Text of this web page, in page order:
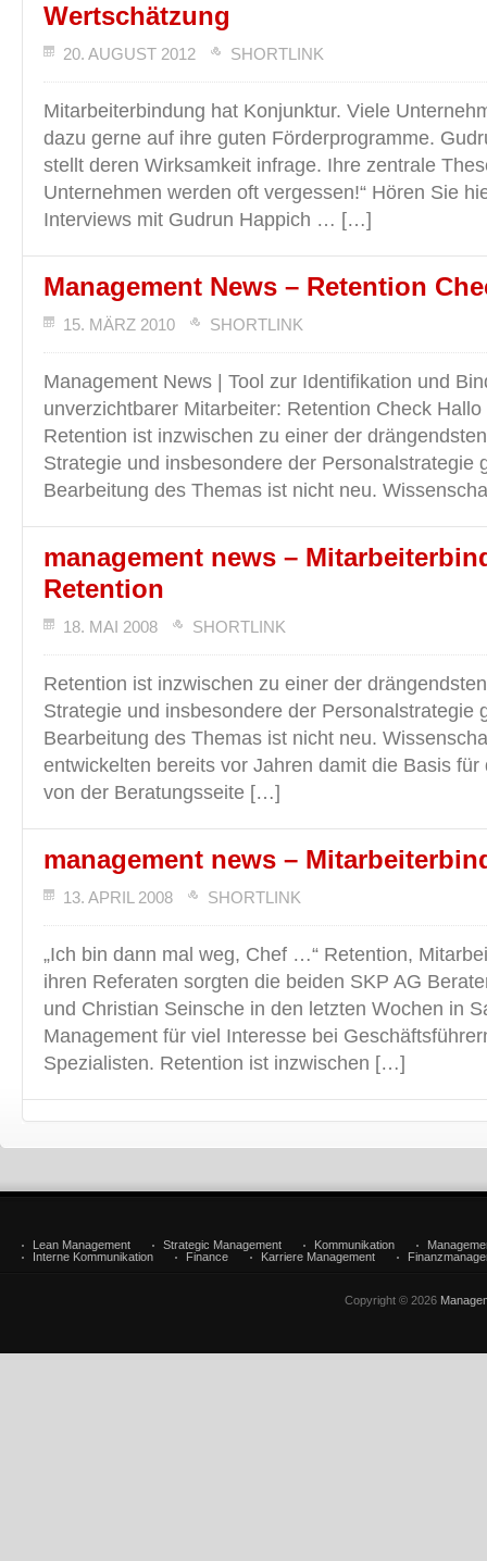
Wertschätzung
20. AUGUST 2012 SHORTLINK
Mitarbeiterbindung hat Konjunktur. Viele
dazu gerne auf ihre guten Förderprogramme.
stellt deren Wirksamkeit infrage. Ihre zentrale
Unternehmen werden oft vergessen!“ Hören Sie
Interviews mit Gudrun Happich … […]
Management News – Retention
15. MÄRZ 2010 SHORTLINK
Management News | Tool zur Identifikation und
unverzichtbarer Mitarbeiter: Retention Check Hallo
Retention ist inzwischen zu einer der
Strategie und insbesondere der Personalstrategie
Bearbeitung des Themas ist nicht neu.
management news –
Retention
18. MAI 2008 SHORTLINK
Retention ist inzwischen zu einer der
Strategie und insbesondere der Personalstrategie
Bearbeitung des Themas ist nicht neu.
entwickelten bereits vor Jahren damit die Basis für
von der Beratungsseite […]
management news –
13. APRIL 2008 SHORTLINK
„Ich bin dann mal weg, Chef …“ Retention,
ihren Referaten sorgten die beiden SKP AG
und Christian Seinsche in den letzten Wochen in
Management für viel Interesse bei
Spezialisten. Retention ist inzwischen […]
Lean Management Strategic Management Kommunikation
Interne Kommunikation
Finance Karriere Management
Copyright © 2026